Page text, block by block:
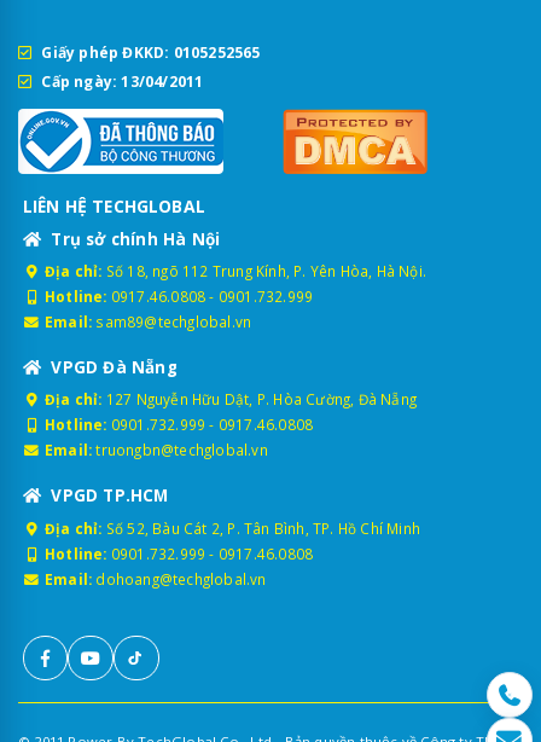
Giấy phép ĐKKD: 0105252565
Cấp ngày: 13/04/2011
LIÊN HỆ TECHGLOBAL
Trụ sở chính Hà Nội
Địa chỉ: Số 18, ngõ 112 Trung Kính, P. Yên Hòa, Hà Nội.
Hotline: 0917.46.0808- 0901.732.999
Email: sam89@techglobal.vn
VPGD Đà Nẵng
Địa chỉ: 127 Nguyễn Hữu Dật, P. Hòa Cường, Đà Nẵng
Hotline: 0901.732.999 - 0917.46.0808
Email: truongbn@techglobal.vn
VPGD TP.HCM
Địa chỉ: Số 52, Bàu Cát 2, P. Tân Bình, TP. Hồ Chí Minh
Hotline: 0901.732.999 - 0917.46.0808
Email: dohoang@techglobal.vn